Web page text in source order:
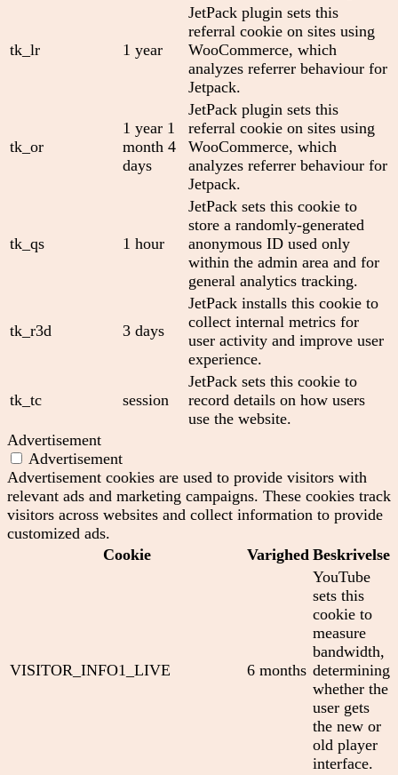
tk_lr 1 year
JetPack plugin sets this
referral cookie on sites using
WooCommerce, which
analyzes referrer behaviour for
Jetpack.
tk_or
1 year 1
month 4
days
JetPack plugin sets this
referral cookie on sites using
WooCommerce, which
analyzes referrer behaviour for
Jetpack.
tk_qs 1 hour
JetPack sets this cookie to
store a randomly-generated
anonymous ID used only
within the admin area and for
general analytics tracking.
tk_r3d 3 days
JetPack installs this cookie to
collect internal metrics for
user activity and improve user
experience.
tk_tc session
JetPack sets this cookie to
record details on how users
use the website.
Advertisement
Advertisement
Advertisement cookies are used to provide visitors with
relevant ads and marketing campaigns. These cookies track
visitors across websites and collect information to provide
customized ads.
Cookie
Varighed Beskrivelse
VISITOR_INFO1_LIVE 6 months
YouTube
sets this
cookie to
measure
bandwidth,
determining
whether the
user gets
the new or
old player
interface.